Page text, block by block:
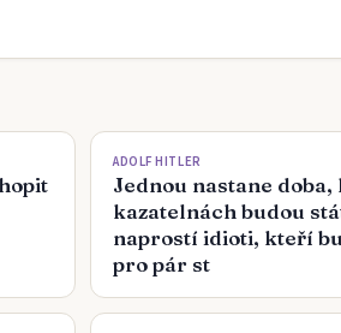
ADOLF HITLER
Jednou nastane doba,
kazatelnách budou
naprostí idioti, kteří
pro pár st